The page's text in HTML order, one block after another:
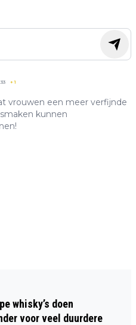
+1
vrouwen een meer verfijnde
kunnen
whisky’s doen
voor veel duurdere